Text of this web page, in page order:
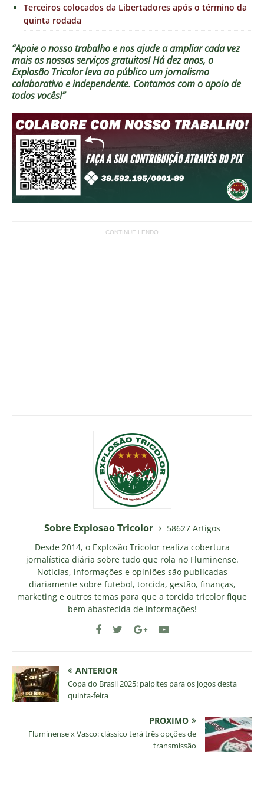
Terceiros colocados da Libertadores após o término da
quinta rodada
“Apoie o nosso trabalho e nos ajude a ampliar cada vez
mais os nossos serviços gratuitos!Há dez anos, o
Explosão Tricolor leva ao público um jornalismo
colaborativo e independente. Contamos com o apoio de
todos vocês!”
CONTINUE LENDO
Sobre Explosao Tricolor
58627 Artigos
Desde 2014, o Explosão Tricolor realiza cobertura
jornalística diária sobre tudo que rola no Fluminense.
Notícias, informações e opiniões são publicadas
diariamente sobre futebol, torcida, gestão, finanças,
marketing e outros temas para que a torcida tricolor fique
bem abastecida de informações!
ANTERIOR
Copa do Brasil 2025: palpites para os jogos desta
quinta-feira
PRÓXIMO
Fluminense x Vasco: clássico terá três opções de
transmissão